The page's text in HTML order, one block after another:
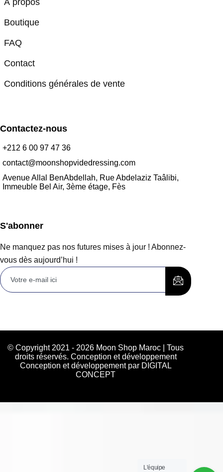
Boutique
FAQ
Contact
Conditions générales de vente
Contactez-nous
+212 6 00 97 47 36
contact@moonshopvidedressing.com
Avenue Allal BenAbdellah, Rue Abdelaziz Taâlibi,
Immeuble Bel Air, 3ème étage, Fès
S'abonner
Ne manquez pas nos futures mises à jour ! Abonnez-
vous dès aujourd’hui !
© Copyright 2021 - 2026 Moon Shop Maroc | Tous
droits réservés. Conception et développement
Conception et développement par DIGITAL
CONCEPT
L'équipe